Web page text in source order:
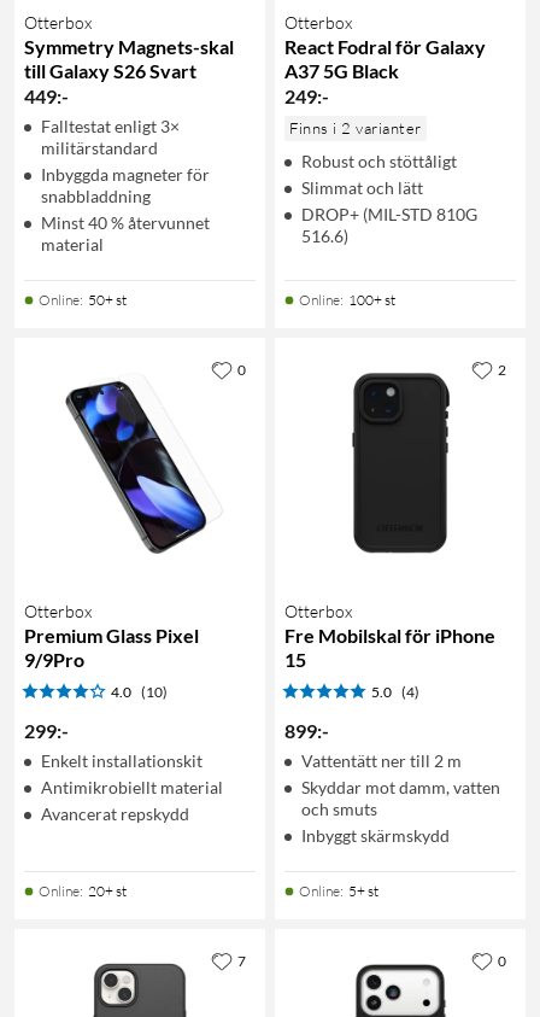
Otterbox
Symmetry Magnets-skal
till Galaxy S26 Svart
449:-
Falltestat enligt 3×
militärstandard
Inbyggda magneter för
snabbladdning
Minst 40 % återvunnet
material
Online: 50+ st
Otterbox
React Fodral för Galaxy
A37 5G Black
249:-
Finns i 2 varianter
Robust och stöttåligt
Slimmat och lätt
DROP+ (MIL-STD 810G
516.6)
Online: 100+ st
Otterbox
Premium Glass Pixel
9/9Pro
4.0 (10)
299:-
Enkelt installationskit
Antimikrobiellt material
Avancerat repskydd
Online: 20+ st
0
Otterbox
Fre Mobilskal för iPhone
15
5.0 (4)
899:-
Vattentätt ner till 2 m
Skyddar mot damm, vatten
och smuts
Inbyggt skärmskydd
Online: 5+ st
2
7 0